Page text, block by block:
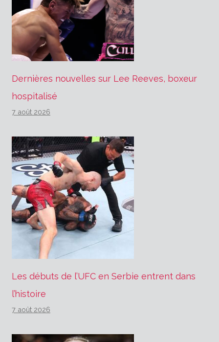
Dernières nouvelles sur Lee Reeves, boxeur
hospitalisé
7 août 2026
Les débuts de l’UFC en Serbie entrent dans
l’histoire
7 août 2026